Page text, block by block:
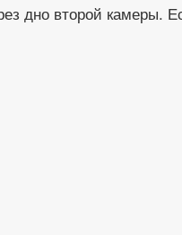
дно второй камеры.